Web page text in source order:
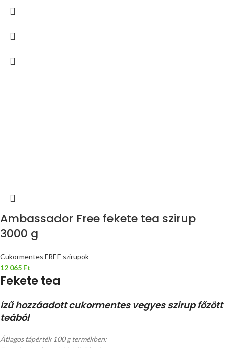
Ambassador Free fekete tea szirup
3000 g
Cukormentes FREE szirupok
12 065 Ft
Fekete tea
ízű hozzáadott cukormentes vegyes szirup főzött
teából
Átlagos tápérték 100 g termékben: